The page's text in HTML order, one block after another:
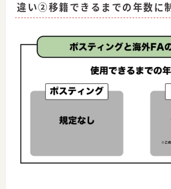
違い②移籍できるまでの年数に